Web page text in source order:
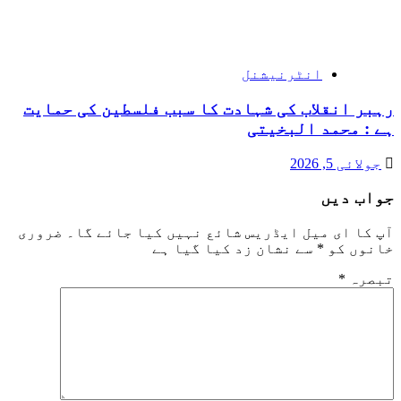
انٹرنیشنل
رہبر انقلاب کی شہادت کا سبب فلسطین کی حمایت
ہے : محمد البخیتی
جولائی 5, 2026
جواب دیں
آپ کا ای میل ایڈریس شائع نہیں کیا جائے گا۔
ضروری
خانوں کو * سے نشان زد کیا گیا ہے
تبصرہ *